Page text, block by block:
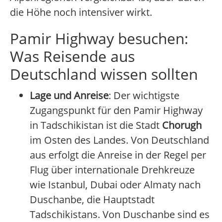
die Höhe noch intensiver wirkt.
Pamir Highway besuchen:
Was Reisende aus
Deutschland wissen sollten
Lage und Anreise: Der wichtigste
Zugangspunkt für den Pamir Highway
in Tadschikistan ist die Stadt Chorugh
im Osten des Landes. Von Deutschland
aus erfolgt die Anreise in der Regel per
Flug über internationale Drehkreuze
wie Istanbul, Dubai oder Almaty nach
Duschanbe, die Hauptstadt
Tadschikistans. Von Duschanbe sind es